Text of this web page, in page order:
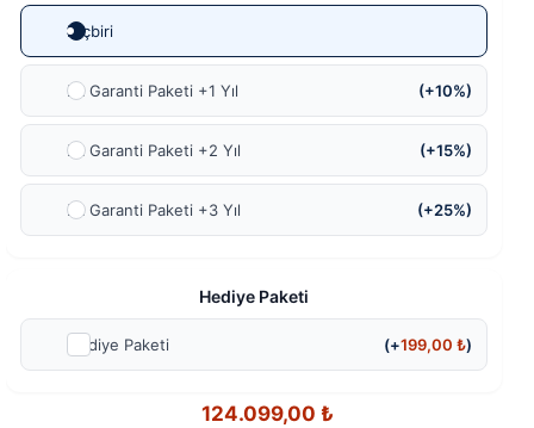
Hiçbiri
Ek Garanti Paketi +1 Yıl (+10%)
Ek Garanti Paketi +2 Yıl (+15%)
Ek Garanti Paketi +3 Yıl (+25%)
Hediye Paketi
Hediye Paketi (+199,00₺)
124.099,00 ₺